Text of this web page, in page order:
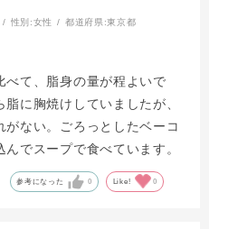
性別:女性 都道府県:東京都
べて、脂身の量が程よいで
に胸焼けしていましたが、
がない。ごろっとしたベーコ
でスープで食べています。
参考になった 0 Like! 0